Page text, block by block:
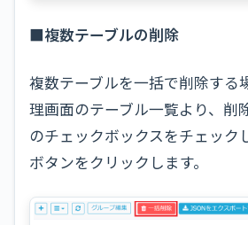
■複数テーブルの削除
複数テーブルを一括で削除する
理画面のテーブル一覧より、削
のチェックボックスをチェック
ボタンをクリックします。